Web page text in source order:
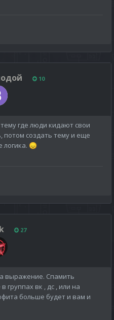
10
где люди кидают свои
потом создать тему и еще
логика. 😞
27
выражение. Спамить
группах вк , дс , или на
больше будет и вам и